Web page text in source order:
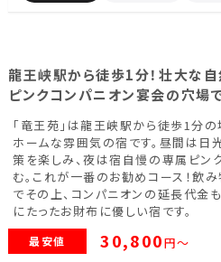
福島県(26)
関東
栃木県(17) 群馬県(25)
埼玉県(1)
東京都(9)
神奈川県(14)
龍王峡駅から徒歩1分！壮大な
ピンクコンパニオン宴会の穴場で
「竜王苑」は龍王峡駅から徒歩1分
ホームな雰囲気の宿です。昼間は日
策を楽しみ、夜は宿自慢の専属ピン
む。これが一番のお勧めコース！飲
でその上、コンパニオンの延長代金
にたったお財布に優しい宿です。
最安値 30,800円～